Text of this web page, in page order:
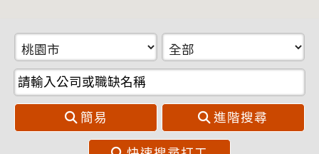
大溪區
共177筆
共3筆
龍潭區
共219筆
大溪區
共177筆
共3筆
龍潭區
共219筆
簡易 進階搜尋
楊梅區-其他特殊工程師
桃園區-照顧服務員
中壢區-餐飲服務及接待員
中壢區-兼職人員